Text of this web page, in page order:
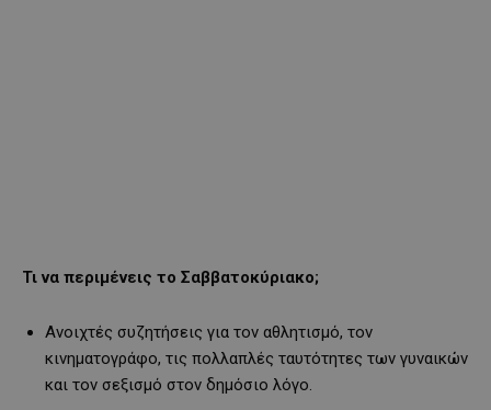
Τι να περιμένεις το Σαββατοκύριακο;
Ανοιχτές συζητήσεις για τον αθλητισμό, τον
κινηματογράφο, τις πολλαπλές ταυτότητες των γυναικών
και τον σεξισμό στον δημόσιο λόγο.